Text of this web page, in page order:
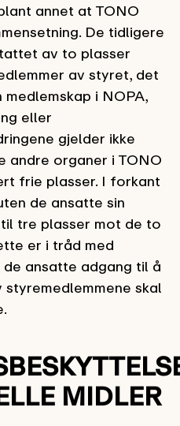
annet at TONO
De tidligere
av to plasser
av styret, det
i NOPA,
eller
gjelder ikke
andre organer i TONO
frie plasser. I forkant
de ansatte sin
tre plasser mot de to
er i tråd med
ansatte adgang til å
skal
MIDLER